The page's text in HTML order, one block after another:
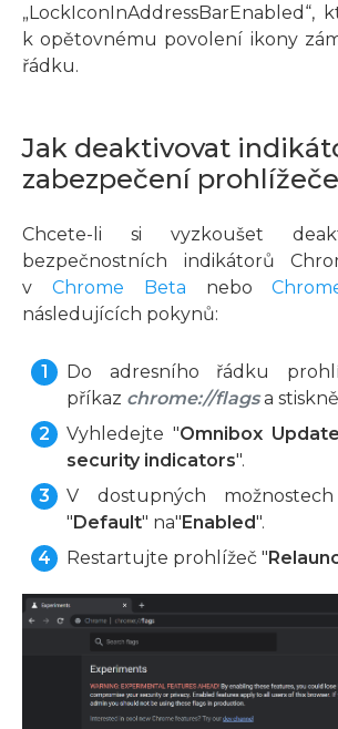
„LockIconInAddressBarEnabled“,
k opětovnému povolení ikony
řádku.
Jak deaktivovat
zabezpečení
Chcete-li si vyzkoušet
bezpečnostních indikátorů
v Chrome Beta nebo
následujících pokynů:
Do adresního řádku
příkaz chrome://flagsa
Vyhledejte "Omnibox
security indicators".
V dostupných
"Default" na"Enabled".
Restartujte prohlížeč "